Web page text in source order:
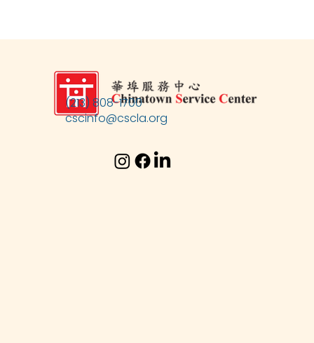
(213) 808-1700
cscinfo@cscla.org